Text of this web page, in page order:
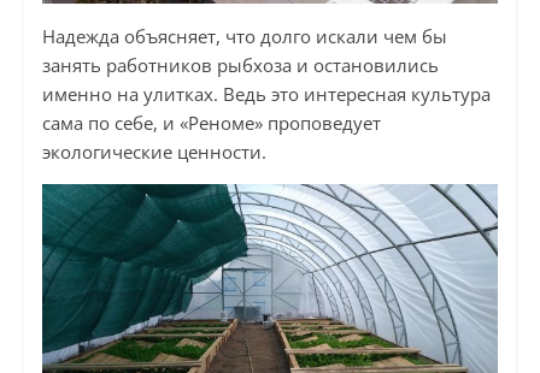
Надежда объясняет, что долго искали чем бы
занять работников рыбхоза и остановились
именно на улитках. Ведь это интересная культура
сама по себе, и «Реноме» проповедует
экологические ценности.